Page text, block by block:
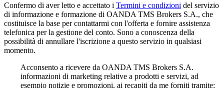
Confermo di aver letto e accettato i Termini e condizioni del servizio
di informazione e formazione di OANDA TMS Brokers S.A., che
costituisce la base per contattarmi con l'offerta e fornire assistenza
telefonica per la gestione del conto. Sono a conoscenza della
possibilità di annullare l'iscrizione a questo servizio in qualsiasi
momento.
Acconsento a ricevere da OANDA TMS Brokers S.A.
informazioni di marketing relative a prodotti e servizi, ad
esempio notizie e promozioni, ai recapiti da me forniti tramite: